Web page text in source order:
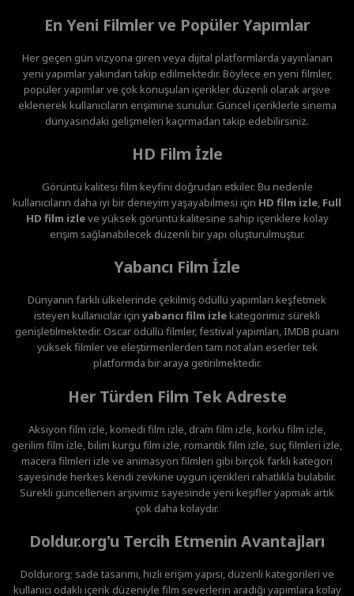
En Yeni Filmler ve Popüler Yapımlar
Her geçen gün vizyona giren veya dijital platformlarda yayınlanan
yeni yapımlar yakından takip edilmektedir. Böylece en yeni filmler,
popüler yapımlar ve çok konuşulan içerikler düzenli olarak arşive
eklenerek kullanıcıların erişimine sunulur. Güncel içeriklerle sinema
dünyasındaki gelişmeleri kaçırmadan takip edebilirsiniz.
HD Film İzle
Görüntü kalitesi film keyfini doğrudan etkiler. Bu nedenle
kullanıcıların daha iyi bir deneyim yaşayabilmesi için HD film izle, Full
HD film izleve yüksek görüntü kalitesine sahip içeriklere kolay
erişim sağlanabilecek düzenli bir yapı oluşturulmuştur.
Yabancı Film İzle
Dünyanın farklı ülkelerinde çekilmiş ödüllü yapımları keşfetmek
isteyen kullanıcılar içinyabancı film izlekategorimiz sürekli
genişletilmektedir. Oscar ödüllü filmler, festival yapımları, IMDB puanı
yüksek filmler ve eleştirmenlerden tam not alan eserler tek
platformda bir araya getirilmektedir.
Her Türden Film Tek Adreste
Aksiyon film izle, komedi film izle, dram film izle, korku film izle,
gerilim film izle, bilim kurgu film izle, romantik film izle, suç filmleri izle,
macera filmleri izle ve animasyon filmleri gibi birçok farklı kategori
sayesinde herkes kendi zevkine uygun içerikleri rahatlıkla bulabilir.
Sürekli güncellenen arşivimiz sayesinde yeni keşifler yapmak artık
çok daha kolaydır.
Doldur.org'u Tercih Etmenin Avantajları
Doldur.org; sade tasarımı, hızlı erişim yapısı, düzenli kategorileri ve
kullanıcı odaklı içerik düzeniyle film severlerin aradığı yapımlara kolay